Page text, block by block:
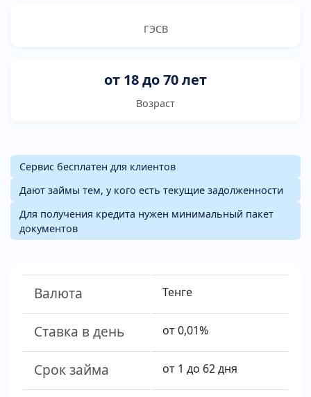
ГЭСВ
от 18 до 70 лет
Возраст
Сервис бесплатен для клиентов
Дают займы тем, у кого есть текущие задолженности
Для получения кредита нужен минимальный пакет
документов
Валюта Тенге
Ставка в день от 0,01%
Срок займа от 1 до 62 дня